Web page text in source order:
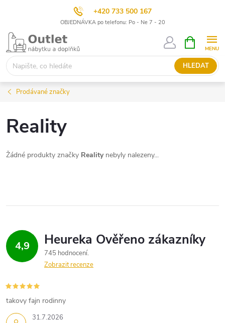
+420 733 500 167
OBJEDNÁVKA po telefonu: Po - Ne 7 - 20
Přejít
obsah
HLEDAT
NÁKUPNÍ
KOŠÍK
Prodávané značky
Reality
Žádné produkty značky Realitynebyly nalezeny...
4,9
745 hodnocení
Zobrazit recenze
31.7.2026
takovy fajn rodinny